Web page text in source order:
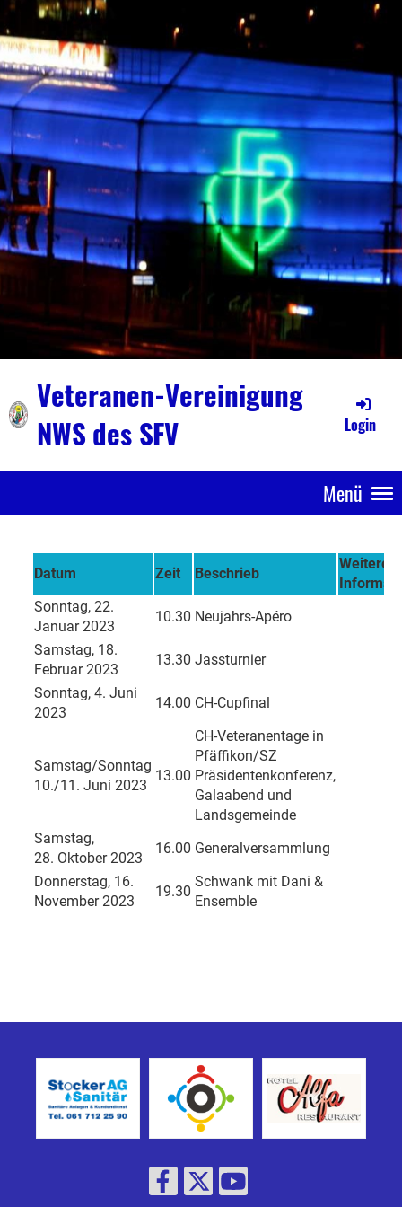
Veteranen-Vereinigung
NWS des SFV
Login
Menü
Datum Zeit Beschrieb
Weitere
Sonntag, 22.
Januar 2023
10.30 Neujahrs-Apéro
Samstag, 18.
Februar 2023
13.30 Jassturnier
Sonntag, 4. Juni
2023
14.00 CH-Cupfinal
Samstag/Sonntag
10./11. Juni 2023
13.00
CH-Veteranentage in
Pfäffikon/SZ
Präsidentenkonferenz,
Galaabend und
Landsgemeinde
Samstag,
28. Oktober 2023
16.00 Generalversammlung
Donnerstag, 16.
November 2023
19.30
Schwank mit Dani &
Ensemble